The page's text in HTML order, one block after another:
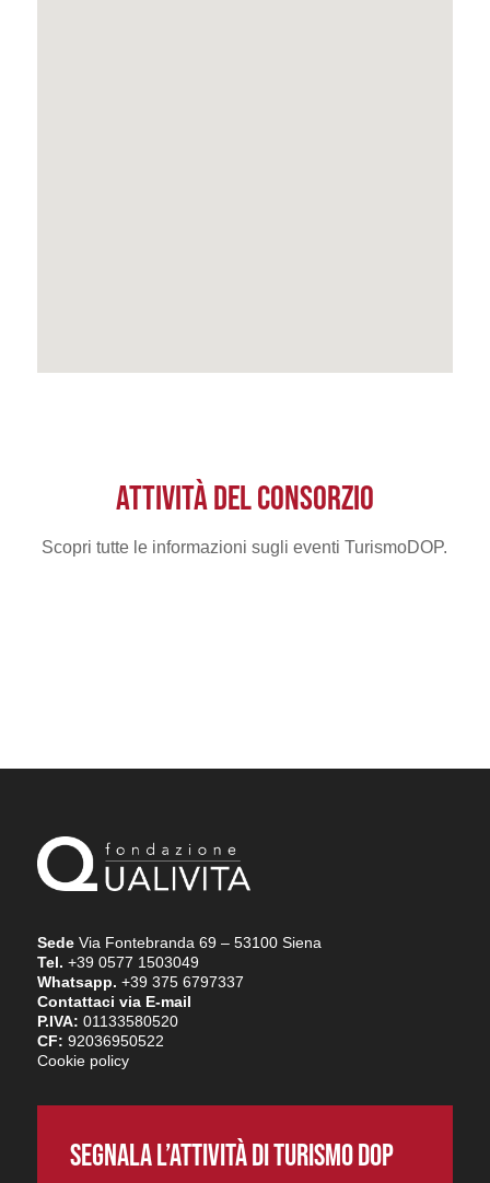
ATTIVITÀ DEL CONSORZIO
Scopri tutte le informazioni sugli eventi TurismoDOP.
SedeVia Fontebranda 69 – 53100 Siena
Tel. +39 0577 1503049
Whatsapp. +39 375 6797337
Contattaci via E-mail
P.IVA: 01133580520
CF: 92036950522
Cookie policy
SEGNALA L’ATTIVITÀ DI TURISMO DOP